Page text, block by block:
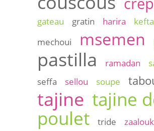
gateau gratin harira
kefta
mechoui
msemen
pastilla ramadan
seffa
sellou soupe
tajine tajine
poulet
tride
zaalouk